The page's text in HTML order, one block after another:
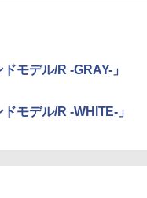
ダム00 グラハム専用ユ
スタム 1/144スケール
デル
ハイキャパ5.1 10歳以
材 B603
モデル/R -GRAY-」
モデル/R -WHITE-」